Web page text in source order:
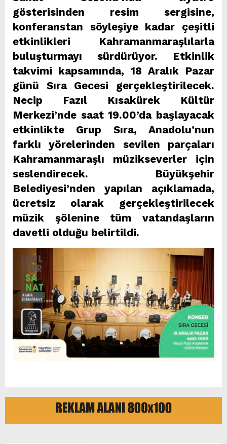
gösterisinden resim sergisine,
konferanstan söyleşiye kadar çeşitli
etkinlikleri Kahramanmaraşlılarla
buluşturmayı sürdürüyor. Etkinlik
takvimi kapsamında, 18 Aralık Pazar
günü Sıra Gecesi gerçekleştirilecek.
Necip Fazıl Kısakürek Kültür
Merkezi’nde saat 19.00’da başlayacak
etkinlikte Grup Sıra, Anadolu’nun
farklı yörelerinden sevilen parçaları
Kahramanmaraşlı müzikseverler için
seslendirecek. Büyükşehir
Belediyesi’nden yapılan açıklamada,
ücretsiz olarak gerçekleştirilecek
müzik şölenine tüm vatandaşların
davetli olduğu belirtildi.